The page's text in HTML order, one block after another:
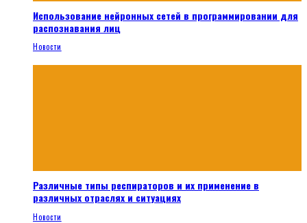
Использование нейронных сетей в программировании для
распознавания лиц
Новости
Различные типы респираторов и их применение в
различных отраслях и ситуациях
Новости